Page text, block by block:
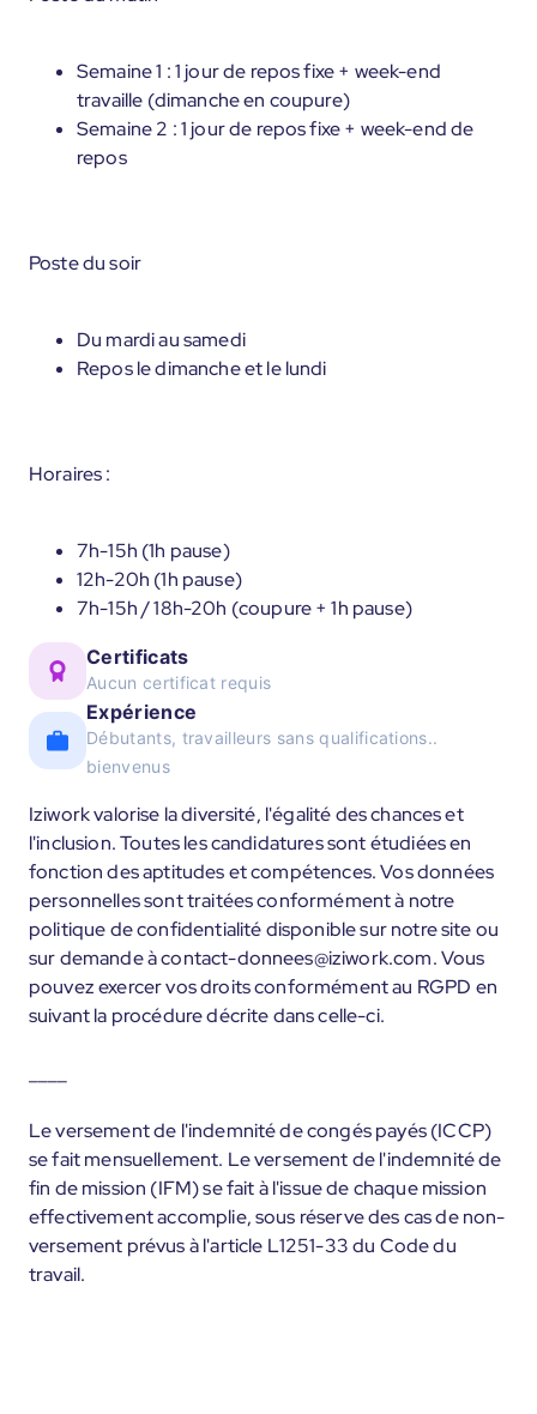
Semaine 1 : 1 jour de repos fixe + week-end
travaille (dimanche en coupure)
Semaine 2 : 1 jour de repos fixe + week-end de
repos
Poste du soir
Du mardi au samedi
Repos le dimanche et le lundi
Horaires :
7h-15h (1h pause)
12h-20h (1h pause)
7h-15h / 18h-20h (coupure + 1h pause)
Certificats
Aucun certificat requis
Expérience
Débutants, travailleurs sans qualifications..
bienvenus
Iziwork valorise la diversité, l'égalité des chances et
l'inclusion. Toutes les candidatures sont étudiées en
fonction des aptitudes et compétences. Vos données
personnelles sont traitées conformément à notre
politique de confidentialité disponible sur notre site ou
sur demande à contact-donnees@iziwork.com. Vous
pouvez exercer vos droits conformément au RGPD en
suivant la procédure décrite dans celle-ci.
Le versement de l'indemnité de congés payés (ICCP)
se fait mensuellement. Le versement de l'indemnité de
fin de mission (IFM) se fait à l'issue de chaque mission
effectivement accomplie, sous réserve des cas de non-
versement prévus à l'article L1251-33 du Code du
travail.